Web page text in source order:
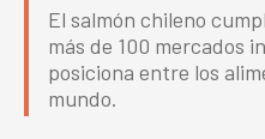
El salmón chileno
más de 100 mercados
posiciona entre los
mundo.